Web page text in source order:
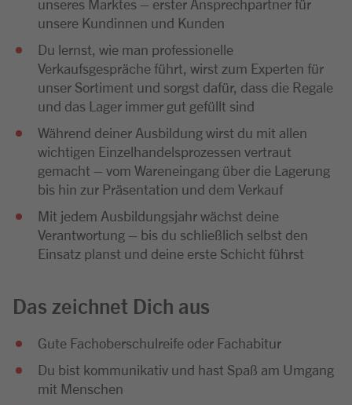
unsere Kundinnen und Kunden
Du lernst, wie man professionelle
Verkaufsgespräche führt, wirst zum Experten für
unser Sortiment und sorgst dafür, dass die Regale
und das Lager immer gut gefüllt sind
Während deiner Ausbildung wirst du mit allen
wichtigen Einzelhandelsprozessen vertraut
gemacht – vom Wareneingang über die Lagerung
bis hin zur Präsentation und dem Verkauf
Mit jedem Ausbildungsjahr wächst deine
Verantwortung – bis du schließlich selbst den
Einsatz planst und deine erste Schicht führst
Das zeichnet Dich aus
Gute Fachoberschulreife oder Fachabitur
Du bist kommunikativ und hast Spaß am Umgang
mit Menschen